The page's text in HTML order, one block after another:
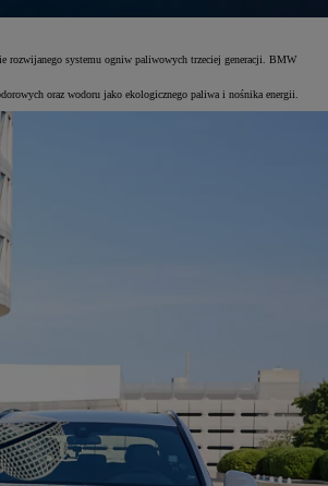
rozwijanego systemu ogniw paliwowych trzeciej generacji. BMW
oraz wodoru jako ekologicznego paliwa i nośnika energii.